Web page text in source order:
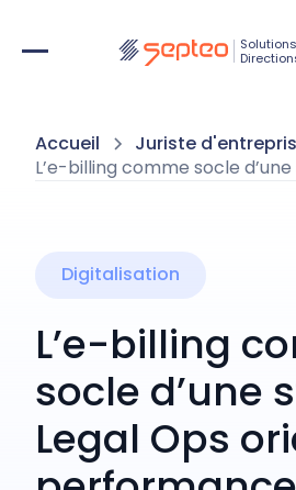
Solutions
Accueil Juriste
L’e-billing comme socle
Digitalisation
L’e-billing
socle d’une
Legal Ops